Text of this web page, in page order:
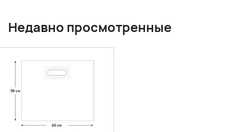
Недавно просмотренные